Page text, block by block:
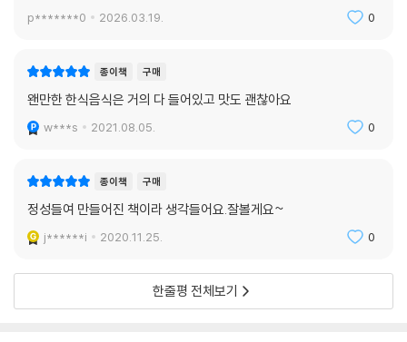
구이
불고기
LA갈비
돼지목살양념구이
닭갈비
더덕 고추장구이
고갈비
황태포 간장양념구이
p*******0 2026.03.19. 0
종이책 구매
왠만한 한식음식은 거의 다 들어있고 맛도 괜찮아요
w***s 2021.08.05. 0
종이책 구매
정성들여 만들어진 책이라 생각들어요.잘볼게요~
j******i 2020.11.25. 0
한줄평 전체보기